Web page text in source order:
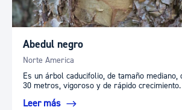
Abedul negro
Norte America
Es un árbol caducifolio, de tamaño mediano,
30 metros, vigoroso y de rápido crecimiento.
Leer más